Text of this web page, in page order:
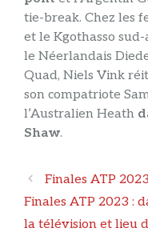
tie-break. Chez les
et le Kgothasso
le Néerlandais
Quad, Niels Vink
son compatriote
l’Australien Heath
Shaw.
Navigation
des
Finales ATP
Finales ATP 2023 :
la télévision et lieu